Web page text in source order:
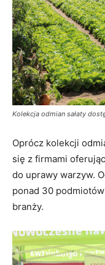
Kolekcja odmian sałaty
Oprócz kolekcji
się z firmami
do uprawy warzyw.
ponad 30
branży.